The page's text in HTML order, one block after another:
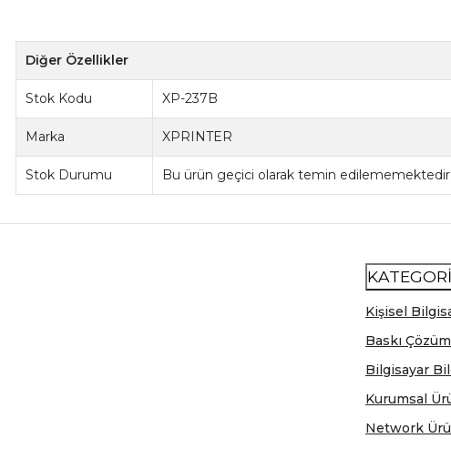
Diğer Özellikler
Stok Kodu XP-237B
Marka XPRINTER
Stok Durumu Bu ürün geçici olarak temin edilememektedir.
KATEGORİ
Kişisel
Baskı
Bilgisayar
Kurumsal
Network